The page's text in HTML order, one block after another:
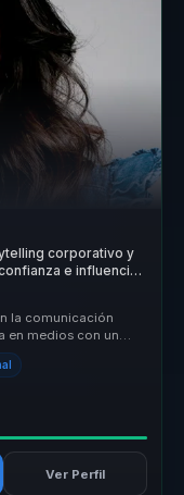
corporativo y
e influencia
la comunicación
en medios con un
Ver Perfil